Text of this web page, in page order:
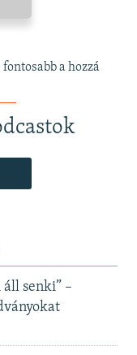
a hozzá
senki” –